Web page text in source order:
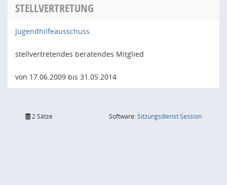
STELLVERTRETUNG
Jugendhilfeausschuss
stellvertretendes beratendes Mitglied
von 17.06.2009 bis 31.05.2014
2 Sätze Software:SitzungsdienstSession(Wird in